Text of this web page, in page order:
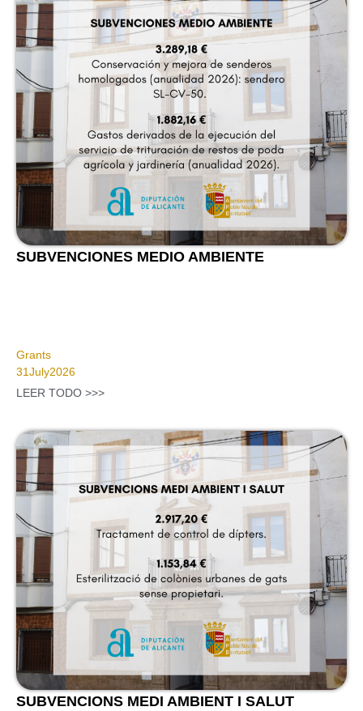
SUBVENCIONES MEDIO AMBIENTE
Grants
31July2026
LEER TODO >>>
SUBVENCIONS MEDI AMBIENT I SALUT